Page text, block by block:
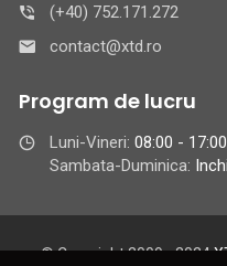
(+40) 752.171.272
contact@xtd.ro
Program de lucru
Luni-Vineri: 08:00 - 17:00
Sambata-Duminica:
© Copyright 2009 - 2024